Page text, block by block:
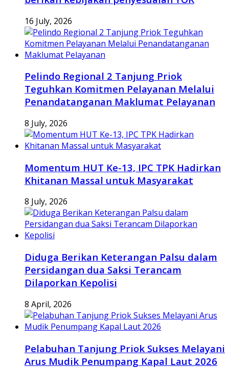
16 July, 2026
Pelindo Regional 2 Tanjung Priok
Teguhkan Komitmen Pelayanan Melalui
Penandatanganan Maklumat Pelayanan
8 July, 2026
Momentum HUT Ke-13, IPC TPK Hadirkan
Khitanan Massal untuk Masyarakat
8 July, 2026
Diduga Berikan Keterangan Palsu dalam
Persidangan dua Saksi Terancam
Dilaporkan Kepolisi
8 April, 2026
Pelabuhan Tanjung Priok Sukses Melayani
Arus Mudik Penumpang Kapal Laut 2026